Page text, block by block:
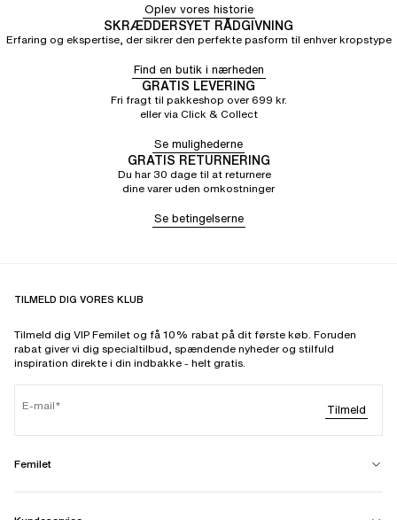
Oplev vores historie
SKRÆDDERSYET RÅDGIVNING
Erfaring og ekspertise, der sikrer den perfekte pasform til enhver kropstype
Find en butik i nærheden
GRATIS LEVERING
Fri fragt til pakkeshop over 699 kr.
eller via Click & Collect
Se mulighederne
GRATIS RETURNERING
Du har 30 dage til at returnere
dine varer uden omkostninger
Se betingelserne
TILMELD DIG VORES KLUB
Tilmeld dig VIP Femilet og få 10% rabat på dit første køb. Foruden
rabat giver vi dig specialtilbud, spændende nyheder og stilfuld
inspiration direkte i din indbakke - helt gratis.
E-mail Tilmeld
Femilet